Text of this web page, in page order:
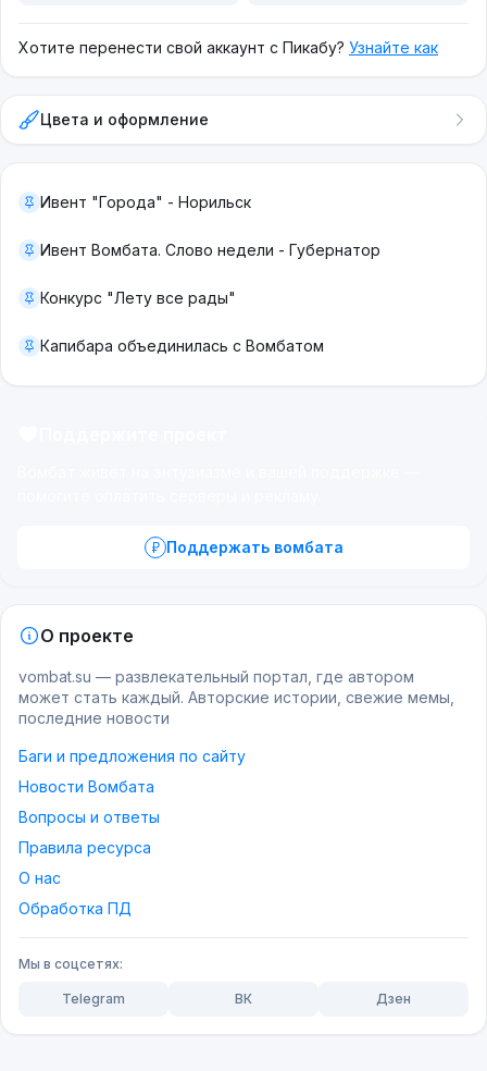
Хотите перенести свой аккаунт с Пикабу? Узнайте как
Цвета и оформление
Ивент "Города" - Норильск
Ивент Вомбата. Слово недели - Губернатор
Конкурс "Лету все рады"
Капибара объединилась с Вомбатом
Поддержать вомбата
О проекте
vombat.su — развлекательный портал, где автором
может стать каждый. Авторские истории, свежие мемы,
последние новости
Баги и предложения по сайту
Новости Вомбата
Вопросы и ответы
Правила ресурса
О нас
Обработка ПД
Мы в соцсетях:
Telegram ВК Дзен